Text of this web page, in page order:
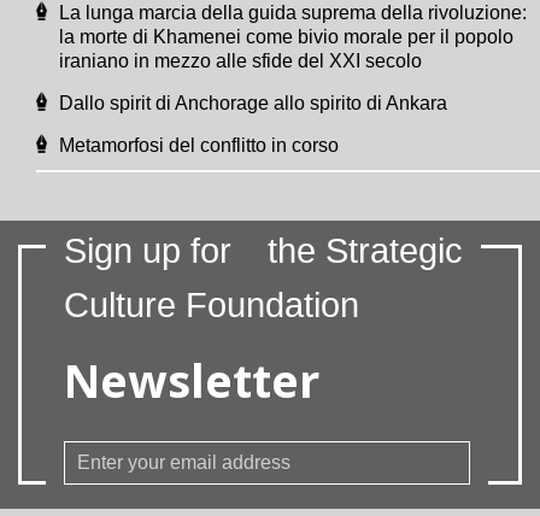
La lunga marcia della guida suprema della rivoluzione:
la morte di Khamenei come bivio morale per il popolo
iraniano in mezzo alle sfide del XXI secolo
Dallo spirit di Anchorage allo spirito di Ankara
Metamorfosi del conflitto in corso
Sign up for
the Strategic
Culture Foundation
Newsletter